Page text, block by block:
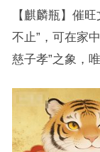
【麒麟瓶】催
不止”，可在家
慈子孝”之象，